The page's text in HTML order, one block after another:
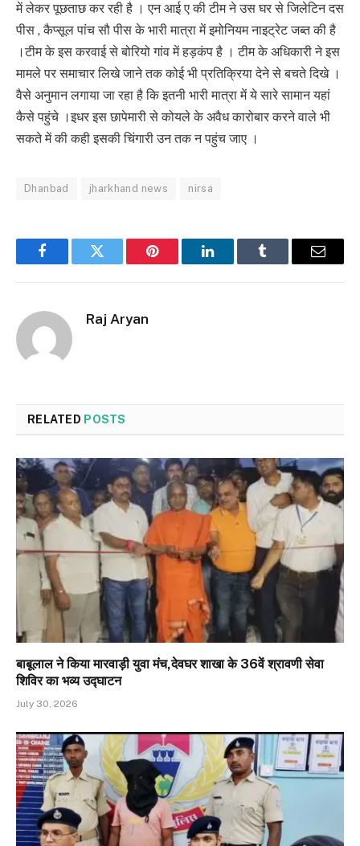
में लेकर पूछताछ कर रही है । एन आई ए की टीम ने उस घर से जिलेटिन दस
पीस , कैप्सूल पांच सौ पीस के भारी मात्रा में इमोनियम नाइट्रेट जब्त की है
।टीम के इस करवाई से बोरियो गांव में हड़कंप है । टीम के अधिकारी ने इस
मामले पर समाचार लिखे जाने तक कोई भी प्रतिक्रिया देने से बचते दिखे ।
वैसे अनुमान लगाया जा रहा है कि इतनी भारी मात्रा में ये सारे सामान यहां
कैसे पहुंचे ।इधर इस छापेमारी से कोयले के अवैध कारोबार करने वाले भी
सकते में की कही इसकी चिंगारी उन तक न पहुंच जाए ।
Dhanbad jharkhand news nirsa
FacebookTwitter Pinterest LinkedInTumblr Email
Raj Aryan
RELATED POSTS
बाबूलाल ने किया मारवाड़ी युवा मंच,देवघर शाखा के 36वें श्रावणी सेवा
शिविर का भव्य उद्घाटन
July 30, 2026